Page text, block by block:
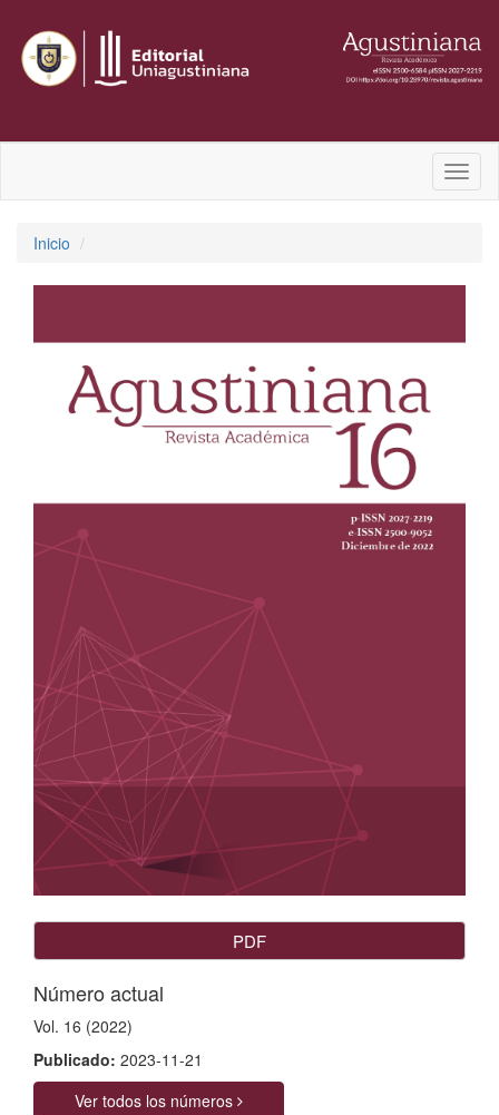
Inicio
PDF
Número actual
Vol. 16 (2022)
Publicado: 2023-11-21
Ver todos los números